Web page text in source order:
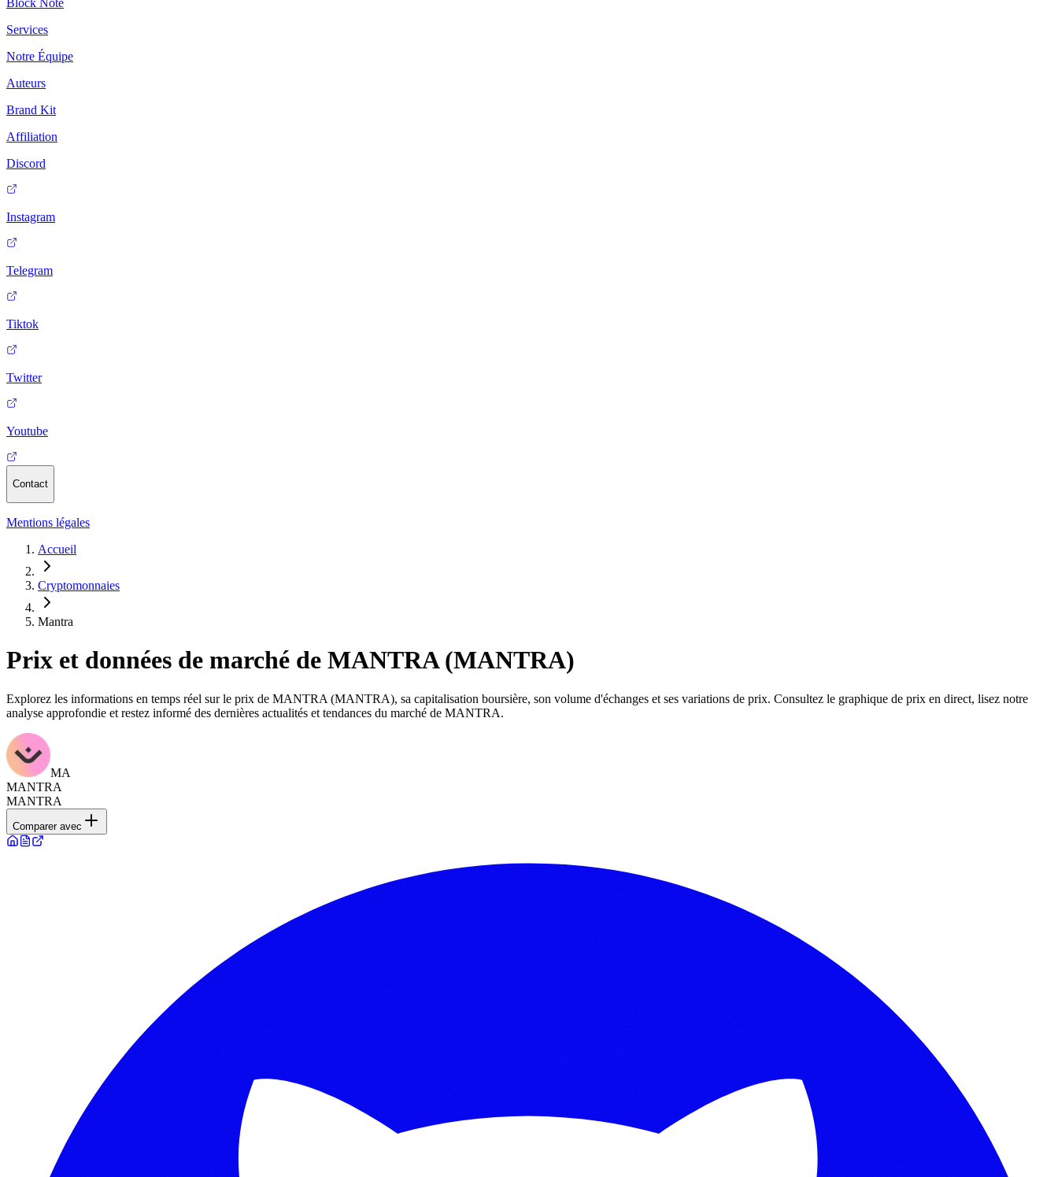
Block Note
Services
Notre Équipe
Auteurs
Brand Kit
Affiliation
Discord
Instagram
Telegram
Tiktok
Twitter
Youtube
Contact
Mentions légales
Accueil
Cryptomonnaies
Mantra
Prix et données de marché de MANTRA (MANTRA)
Explorez les informations en temps réel sur le prix de MANTRA (MANTRA), sa capitalisation boursière, son volume d'échanges et ses variations de prix. Consultez le graphique de prix en direct, lisez notre
analyse approfondie et restez informé des dernières actualités et tendances du marché de MANTRA.
MA
MANTRA
MANTRA
Comparer avec